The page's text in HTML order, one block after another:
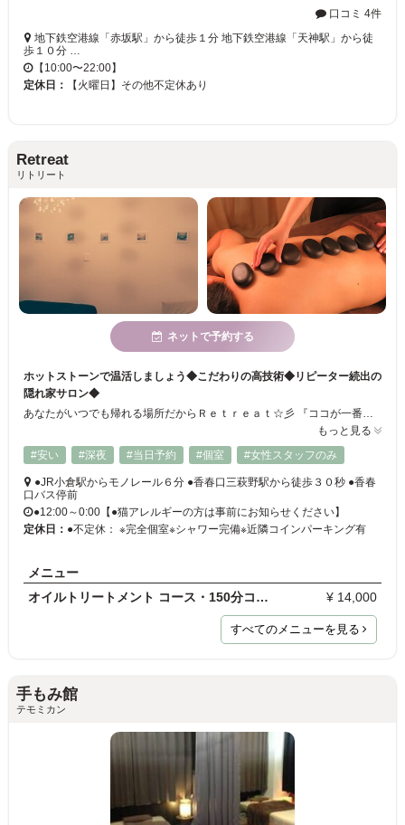
口コミ 4件
地下鉄空港線「赤坂駅」から徒歩１分 地下鉄空港線「天神駅」から徒
歩１０分 …
【10:00〜22:00】
定休日：
【火曜日】その他不定休あり
Retreat
リトリート
ネットで予約する
ホットストーンで温活しましょう◆こだわりの高技術◆リピーター続出の
隠れ家サロン◆
もっと見る
#安い
#深夜 #当日予約 #個室 #女性スタッフのみ
●JR小倉駅からモノレール６分 ●香春口三萩野駅から徒歩３０秒 ●香春
口バス停前
●12:00～0:00【●猫アレルギーの方は事前にお知らせください】
定休日： ●不定休： ※完全個室※シャワー完備※近隣コインパーキング有
メニュー
オイルトリートメント コース・150分コース／女性
¥ 14,000
すべてのメニューを見る
手もみ館
テモミカン